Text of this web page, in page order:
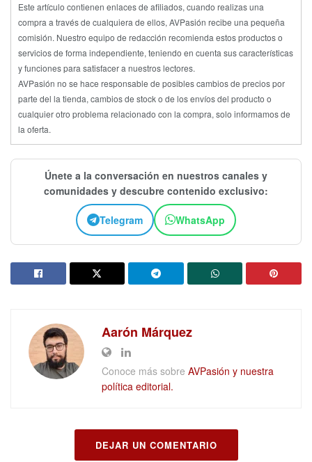
Este artículo contienen enlaces de afiliados, cuando realizas una
compra a través de cualquiera de ellos, AVPasión recibe una pequeña
comisión. Nuestro equipo de redacción recomienda estos productos o
servicios de forma independiente, teniendo en cuenta sus características
y funciones para satisfacer a nuestros lectores.
AVPasión no se hace responsable de posibles cambios de precios por
parte del la tienda, cambios de stock o de los envíos del producto o
cualquier otro problema relacionado con la compra, solo informamos de
la oferta.
Únete a la conversación en nuestros canales y
comunidades y descubre contenido exclusivo:
Telegram WhatsApp
Aarón Márquez
Conoce más sobre AVPasión y nuestra
política editorial.
DEJAR UN COMENTARIO